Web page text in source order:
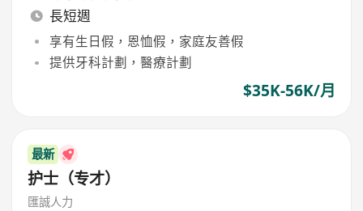
長短週
享有生日假，恩恤假，家庭友善假
提供牙科計劃，醫療計劃
$35K-56K/月
最新
护士（专才）
匯誠人力